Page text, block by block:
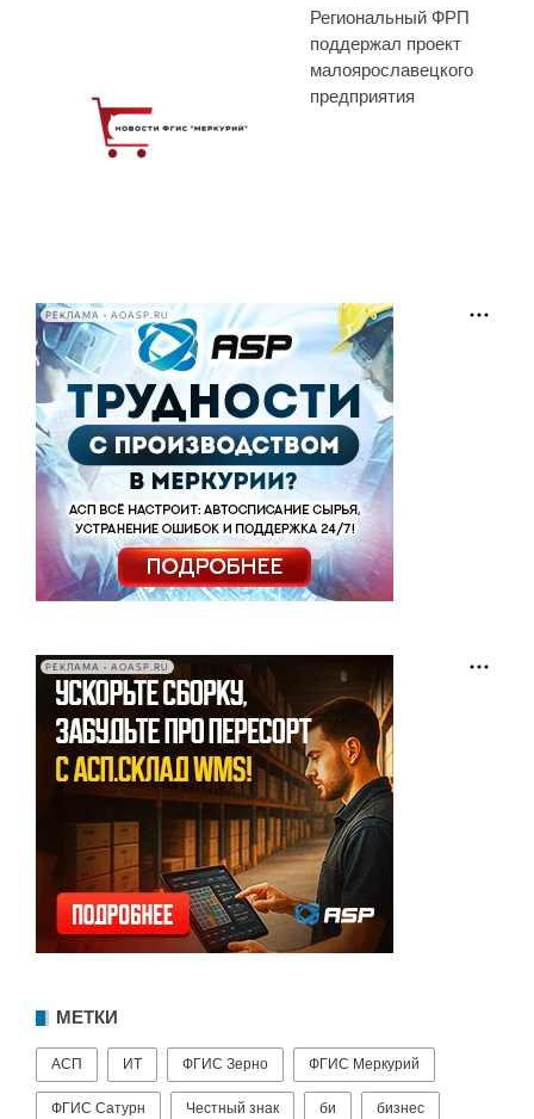
Региональный ФРП
поддержал проект
малоярославецкого
предприятия
РЕКЛАМА • AOASP.RU
РЕКЛАМА • AOASP.RU
МЕТКИ
АСП ИТ ФГИС Зерно ФГИС Меркурий
ФГИС Сатурн Честный знак би бизнес